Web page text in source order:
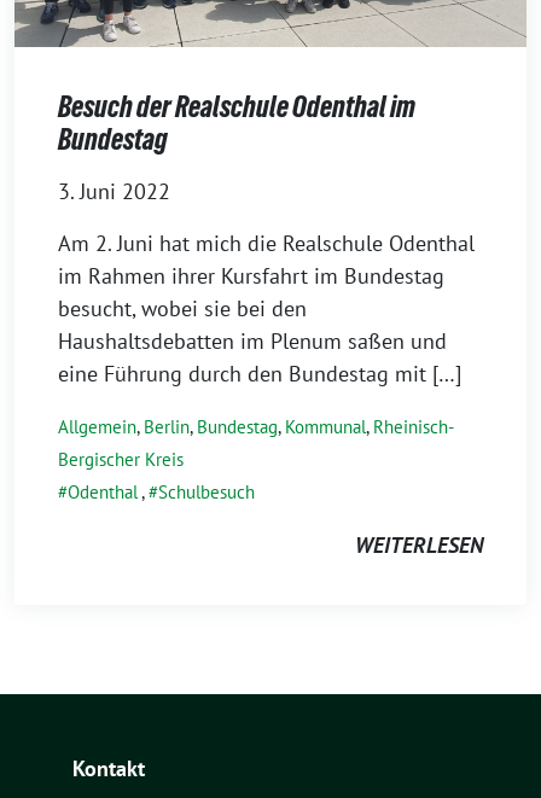
Besuch der Realschule Odenthal im
Bundestag
3. Juni 2022
Am 2. Juni hat mich die Realschule Odenthal
im Rahmen ihrer Kursfahrt im Bundestag
besucht, wobei sie bei den
Haushaltsdebatten im Plenum saßen und
eine Führung durch den Bundestag mit […]
Allgemein, Berlin, Bundestag, Kommunal, Rheinisch-
Bergischer Kreis
Odenthal, Schulbesuch
WEITERLESEN
Kontakt